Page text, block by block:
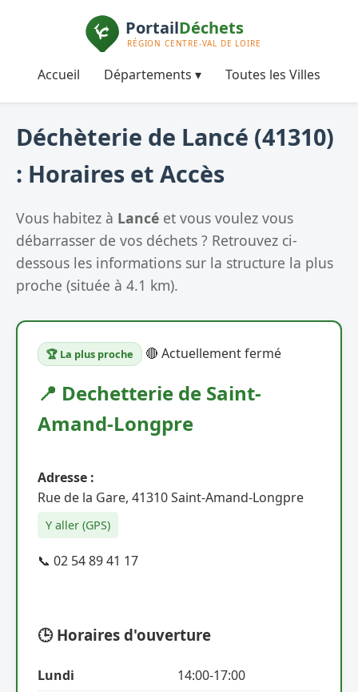
Accueil Départements ▾ Toutes les Villes
Déchèterie de Lancé (41310)
: Horaires et Accès
Vous habitez à Lancé et vous voulez vous
débarrasser de vos déchets ? Retrouvez ci-
dessous les informations sur la structure la plus
proche (située à 4.1 km).
🏆 La plus proche 🔴 Actuellement fermé
📍 Dechetterie de Saint-
Amand-Longpre
Adresse :
Rue de la Gare, 41310 Saint-Amand-Longpre
Y aller (GPS)
📞 02 54 89 41 17
🕒 Horaires d'ouverture
Lundi
14:00-17:00